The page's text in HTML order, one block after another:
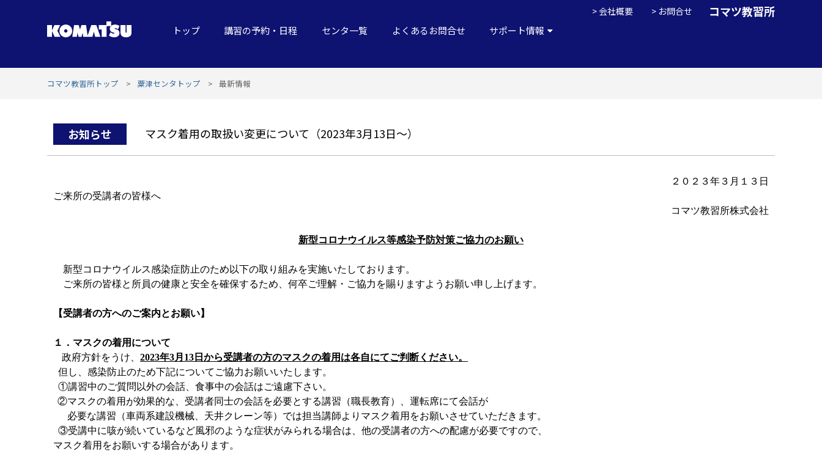
コマツ教習所
会社概要 お問合せ
トップ 講習の予約・日程 センタ一覧 よくあるお問合せ サポート情報
コマツ教習所トップ 粟津センタトップ 最新情報
お知らせ マスク着用の取扱い変更について（2023年3月13日～）
２０２３年３月１３日
ご来所の受講者の皆様へ
コマツ教習所株式会社
新型コロナウイルス等感染予防対策ご協力のお願い
新型コロナウイルス感染症防止のため以下の取り組みを実施いたしております。
ご来所の皆様と所員の健康と安全を確保するため、何卒ご理解・ご協力を賜りますようお願い申し上げます。
【受講者の方へのご案内とお願い】
１．マスクの着用について
政府方針をうけ、 2023年3月 13 日から受講者の方のマスクの着用は各自にてご判断ください。
但し、感染防止のため下記についてご協力お願いいたします。
①講習中のご質問以外の会話 、食事中の会話はご遠慮下さい。
②マスクの着用が効果的な、受講者同士の会話を必要とする講習（職長教育）、運転席にて会話が
必要な講習（車両系建設機械、天井クレーン等）では担当講師よりマスク着用をお願いさせていただきます。
③受講中に咳が続いているなど風邪のような症状がみられる場合は、他の受講者の方への配慮が必要ですので、
マスク着用をお願いする場合があります。